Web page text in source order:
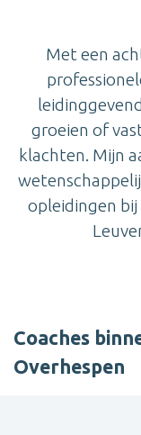
Met een
groeien of
klachten. Mijn
opleidingen bij
Coaches
Overhespen